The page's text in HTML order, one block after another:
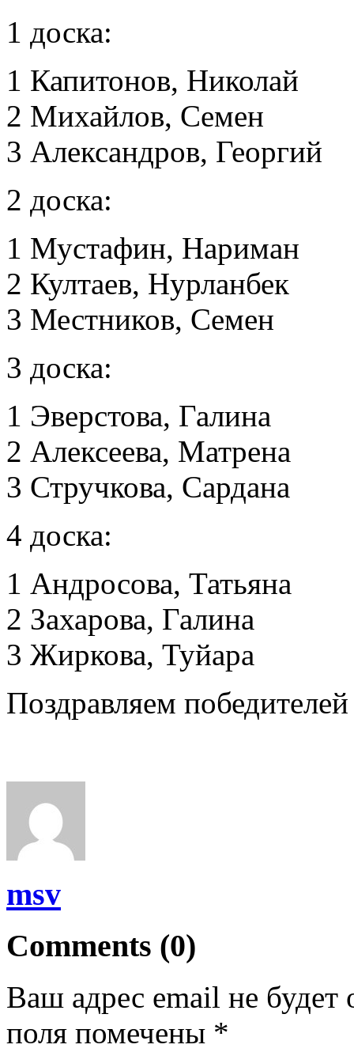
1 доска:
1 Капитонов, Николай
2 Михайлов, Семен
3 Александров, Георгий
2 доска:
1 Мустафин, Нариман
2 Култаев, Нурланбек
3 Местников, Семен
3 доска:
1 Эверстова, Галина
2 Алексеева, Матрена
3 Стручкова, Сардана
4 доска:
1 Андросова, Татьяна
2 Захарова, Галина
3 Жиркова, Туйара
Поздравляем
msv
Comments (0)
Ваш адрес email не будет
поля помечены *